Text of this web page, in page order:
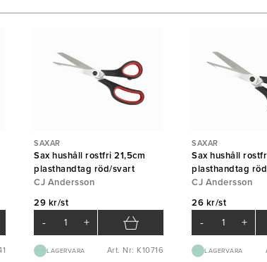
SAXAR
Sax hushåll rostfri 21,5cm
plasthandtag röd/svart
CJ Andersson
29 kr/st
- +
LAGERVARA Art. Nr: K10716
SAXAR
Sax hushåll
plasthandtag
CJ Andersson
26 kr/st
- +
LAGERVARA